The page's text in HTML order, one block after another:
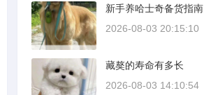
新手养哈士奇备货指南
2026-08-03 20:15:10
藏獒的寿命有多长
2026-08-03 14:10:54